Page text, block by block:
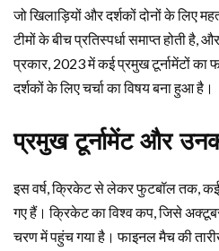
जो खिलाड़ियों और दर्शकों दोनों के लिए
टीमों के बीच प्रतिस्पर्धा समाप्त होती है,
प्रकार, 2023 में कई प्रमुख टूर्नामेंटों
दर्शकों के लिए चर्चा का विषय बना हुआ है।
प्रमुख टूर्नामेंट और
इस वर्ष, क्रिकेट से लेकर फुटबॉल तक, कई
गए हैं। क्रिकेट का विश्व कप, जिसे
चरण में पहुंच गया है। फाइनल मैच की